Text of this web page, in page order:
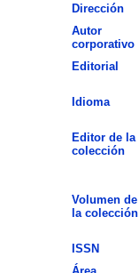
Dirección
Autor
corporativo
Editorial
Idioma
Editor de la
colección
Volumen de
la colección
ISSN